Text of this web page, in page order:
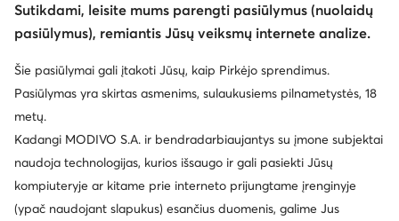
Sutikdami, leisite mums parengti pasiūlymus (nuolaidų
pasiūlymus), remiantis Jūsų veiksmų internete analize.
Šie pasiūlymai gali įtakoti Jūsų, kaip Pirkėjo sprendimus.
Pasiūlymas yra skirtas asmenims, sulaukusiems pilnametystės, 18
metų.
Kadangi MODIVO S.A. ir bendradarbiaujantys su įmone subjektai
naudoja technologijas, kurios išsaugo ir gali pasiekti Jūsų
kompiuteryje ar kitame prie interneto prijungtame įrenginyje
(ypač naudojant slapukus) esančius duomenis, galime Jus